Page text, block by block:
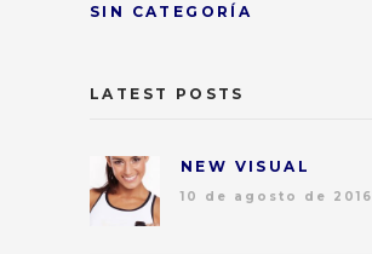
SIN CATEGORÍA
LATEST POSTS
NEW VISUAL
10 de agosto de 2016